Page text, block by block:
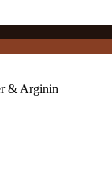
& Arginin